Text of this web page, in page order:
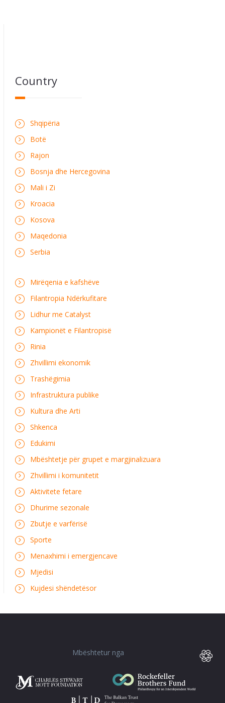
Country
Shqipëria
Botë
Rajon
Bosnja dhe Hercegovina
Mali i Zi
Kroacia
Kosova
Maqedonia
Serbia
Mirëqenia e kafshëve
Filantropia Ndërkufitare
Lidhur me Catalyst
Kampionët e Filantropisë
Rinia
Zhvillimi ekonomik
Trashëgimia
Infrastruktura publike
Kultura dhe Arti
Shkenca
Edukimi
Mbështetje për grupet e margjinalizuara
Zhvillimi i komunitetit
Aktivitete fetare
Dhurime sezonale
Zbutje e varfërisë
Sporte
Menaxhimi i emergjencave
Mjedisi
Kujdesi shëndetësor
Mbështetur nga